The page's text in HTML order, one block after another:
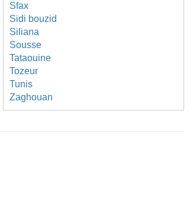
Sfax
Sidi bouzid
Siliana
Sousse
Tataouine
Tozeur
Tunis
Zaghouan